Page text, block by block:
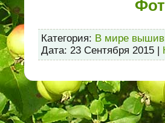
Категория: В мире
Дата: 23 Сентября 2015 |